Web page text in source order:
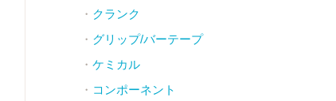
クランク
グリップ/バーテープ
ケミカル
コンポーネント